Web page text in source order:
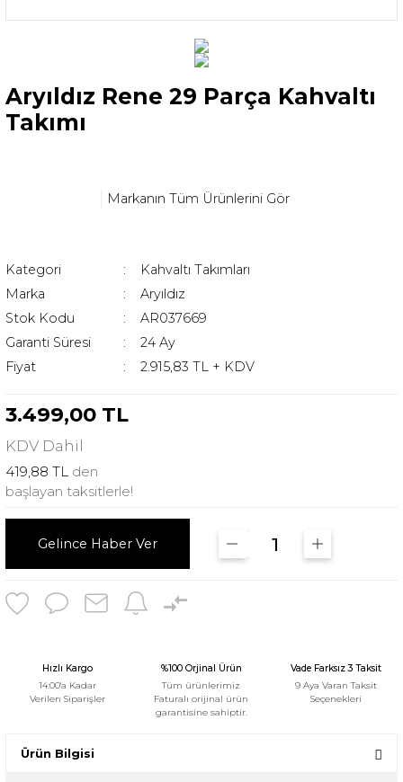
Aryıldız Rene 29 Parça Kahvaltı
Takımı
Markanın Tüm Ürünlerini Gör
Kategori
Kahvaltı Takımları
Marka
Aryıldız
Stok Kodu
AR037669
Garanti Süresi
24 Ay
Fiyat
2.915,83 TL + KDV
3.499,00 TL
KDV Dahil
419,88 TL den
başlayan taksitlerle!
Gelince Haber Ver
Hızlı Kargo
14:00'a Kadar
Verilen Siparişler
%100 Orjinal Ürün
Tüm ürünlerimiz
Faturalı orijinal ürün
garantisine sahiptir.
Vade Farksız 3 Taksit
9 Aya Varan Taksit
Seçenekleri
Ürün Bilgisi